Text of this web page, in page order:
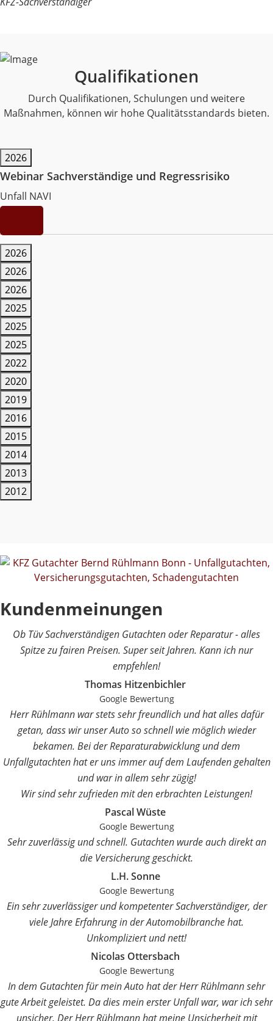
Qualifikationen
Durch Qualifikationen, Schulungen und weitere
Maßnahmen, können wir hohe Qualitätsstandards bieten.
2026
Webinar Sachverständige und Regressrisiko
Unfall NAVI
2026
2026
2026
2025
2025
2025
2022
2020
2019
2016
2015
2014
2013
2012
Kundenmeinungen
Ob Tüv Sachverständigen Gutachten oder Reparatur - alles
Spitze zu fairen Preisen. Super seit Jahren. Kann ich nur
empfehlen!
Thomas Hitzenbichler
Google Bewertung
Herr Rühlmann war stets sehr freundlich und hat alles dafür
getan, dass wir unser Auto so schnell wie möglich wieder
bekamen. Bei der Reparaturabwicklung und dem
Unfallgutachten hat er uns immer auf dem Laufenden gehalten
und war in allem sehr zügig!
Wir sind sehr zufrieden mit den erbrachten Leistungen!
Pascal Wüste
Google Bewertung
Sehr zuverlässig und schnell. Gutachten wurde auch direkt an
die Versicherung geschickt.
L.H. Sonne
Google Bewertung
Ein sehr zuverlässiger und kompetenter Sachverständiger, der
viele Jahre Erfahrung in der Automobilbranche hat.
Unkompliziert und nett!
Nicolas Ottersbach
Google Bewertung
In dem Gutachten für mein Auto hat der Herr Rühlmann sehr
gute Arbeit geleistet. Da dies mein erster Unfall war, war ich sehr
unsicher. Der Herr Rühlmann hat meine Unsicherheit mit